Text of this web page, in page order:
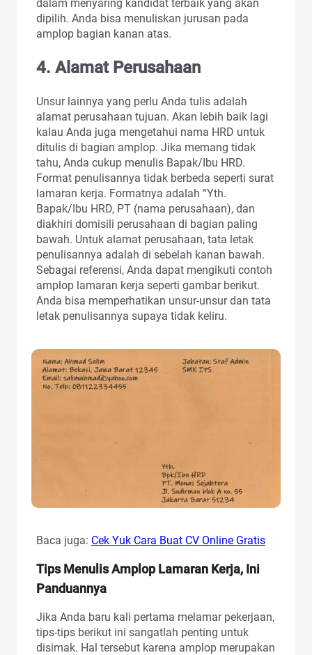
dalam menyaring kandidat terbaik yang akan
dipilih. Anda bisa menuliskan jurusan pada
amplop bagian kanan atas.
4. Alamat Perusahaan
Unsur lainnya yang perlu Anda tulis adalah
alamat perusahaan tujuan. Akan lebih baik lagi
kalau Anda juga mengetahui nama HRD untuk
ditulis di bagian amplop. Jika memang tidak
tahu, Anda cukup menulis Bapak/Ibu HRD.
Format penulisannya tidak berbeda seperti surat
lamaran kerja. Formatnya adalah “Yth.
Bapak/Ibu HRD, PT (nama perusahaan), dan
diakhiri domisili perusahaan di bagian paling
bawah. Untuk alamat perusahaan, tata letak
penulisannya adalah di sebelah kanan bawah.
Sebagai referensi, Anda dapat mengikuti contoh
amplop lamaran kerja seperti gambar berikut.
Anda bisa memperhatikan unsur-unsur dan tata
letak penulisannya supaya tidak keliru.
Baca juga: Cek Yuk Cara Buat CV Online Gratis
Tips Menulis Amplop Lamaran Kerja, Ini
Panduannya
Jika Anda baru kali pertama melamar pekerjaan,
tips-tips berikut ini sangatlah penting untuk
disimak. Hal tersebut karena amplop merupakan